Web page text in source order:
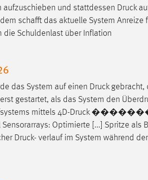
aufzuschieben und stattdessen Druck
schafft das aktuelle System Anreize
die Schuldenlast über Inflation
das System auf einen Druckgebracht,
gestartet, als das System den
mittels 4D-Druck
Sensorarrays: Optimierte [...] Spritze
Druck- verlauf im System während